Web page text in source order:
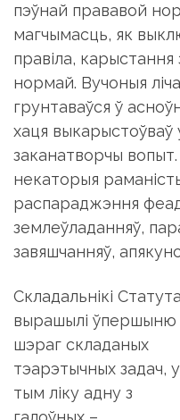
пэўнай прававой
магчымасць, як
правіла,
нормай. Вучоныя
грунтаваўся ў
хаця
заканатворчы вопыт.
некаторыя
распараджэння
землеўладанняў,
завяшчанняў,
Складальнікі Статута
вырашылі ўпершыню
шэраг складаных
тэарэтычных задач, у
тым ліку адну з